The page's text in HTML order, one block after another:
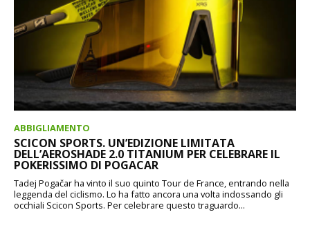
ABBIGLIAMENTO
SCICON SPORTS. UN’EDIZIONE LIMITATA
DELL’AEROSHADE 2.0 TITANIUM PER CELEBRARE IL
POKERISSIMO DI POGACAR
Tadej Pogačar ha vinto il suo quinto Tour de France, entrando nella
leggenda del ciclismo. Lo ha fatto ancora una volta indossando gli
occhiali Scicon Sports. Per celebrare questo traguardo...